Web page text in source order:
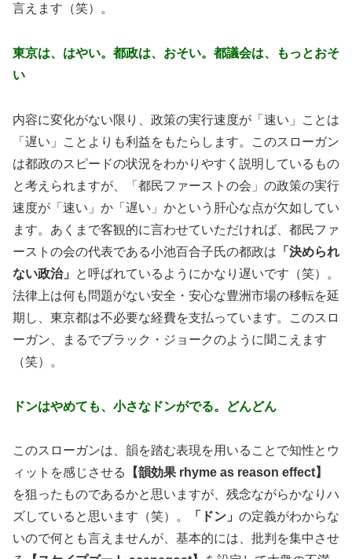
言えます（笑）。
東京は、はやい。都政は、おそい。都議会は、もっとおそ
い
内容に変化がない限り、政策の実行速度が「速い」ことは
「遅い」ことよりも利益をもたらします。このスローガン
は都政のスピードの状況をわかりやすく説明しているもの
と考えられますが、「都民ファーストの会」の政策の実行
速度が「速い」か「遅い」かという肝心な点が欠如してい
ます。あくまで客観的に言わせていただければ、都民ファ
ーストの会の代表である小池百合子氏の都政は 「決められ
ない政治」
と呼ばれているようにかなり遅いです（笑）。
法律上は何も問題がない安全・安心な豊洲市場の移転を延
期し、東京都は不必要な経費を支払っています。このスロ
ーガン、まるでブラック・ジョークのように聞こえます
（笑）。
ドンはやめても、小さなドンがでる。どんどん
このスローガンは、韻を踏む表現を用いることで知性とウ
ィットを感じさせる
【韻効果 rhyme as reason effect】
を狙ったものであるかと思いますが、残念ながらかなりハ
ズしていると思います（笑）。
「ドン」 の定義がわからな
いので何とも言えませんが、基本的には、批判を集中させ